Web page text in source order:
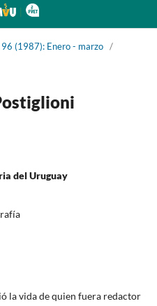
(1987): Enero - marzo /
del Uruguay
la vida de quien fuera redactor